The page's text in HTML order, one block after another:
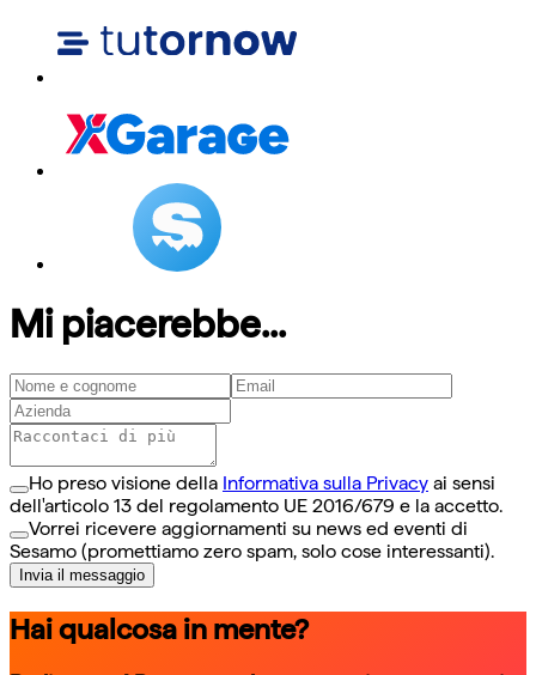
Mi piacerebbe...
Ho preso visione della Informativa sulla Privacy ai sensi
dell'articolo 13 del regolamento UE 2016/679 e la accetto.
Vorrei ricevere aggiornamenti su news ed eventi di
Sesamo (promettiamo zero spam, solo cose interessanti).
Invia il messaggio
Hai qualcosa in mente?